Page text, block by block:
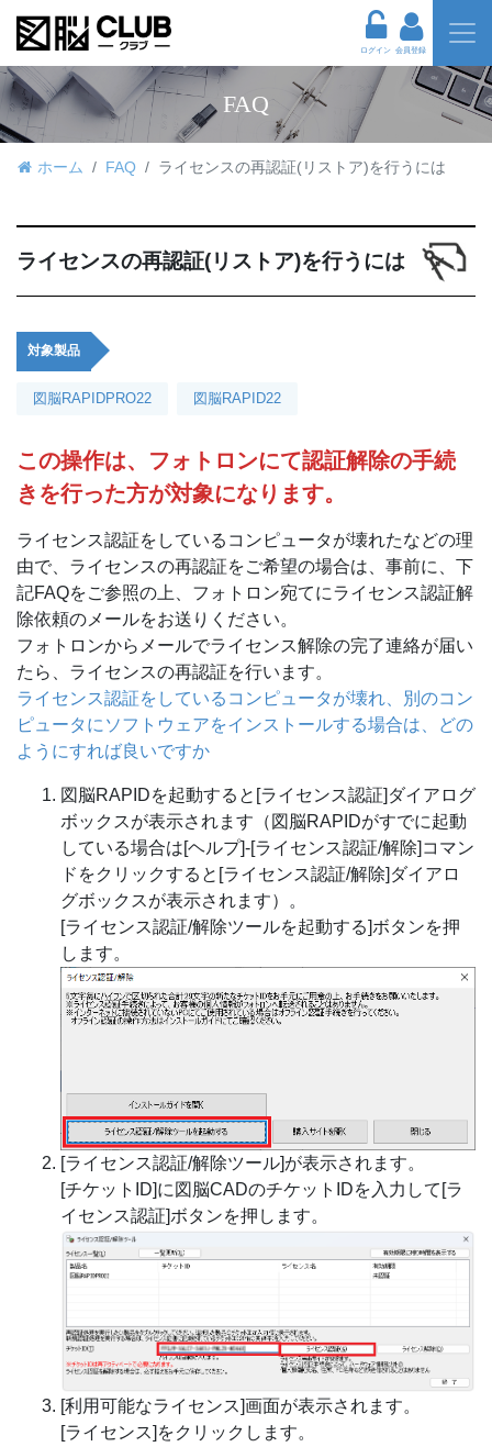
ログイン 会員登録
FAQ
ホーム FAQ ライセンスの再認証(リストア)を行うには
ライセンスの再認証(リストア)を行うには
対象製品
図脳RAPIDPRO22 図脳RAPID22
この操作は、フォトロンにて認証解除の手続
きを行った方が対象になります。
ライセンス認証をしているコンピュータが壊れたなどの理
由で、ライセンスの再認証をご希望の場合は、事前に、下
記FAQをご参照の上、フォトロン宛てにライセンス認証解
除依頼のメールをお送りください。
フォトロンからメールでライセンス解除の完了連絡が届い
たら、ライセンスの再認証を行います。
ライセンス認証をしているコンピュータが壊れ、別のコン
ピュータにソフトウェアをインストールする場合は、どの
ようにすれば良いですか
図脳RAPIDを起動すると[ライセンス認証]ダイアログ
ボックスが表示されます（図脳RAPIDがすでに起動
している場合は[ヘルプ]-[ライセンス認証/解除]コマン
ドをクリックすると[ライセンス認証/解除]ダイアロ
グボックスが表示されます）。
[ライセンス認証/解除ツールを起動する]ボタンを押
します。
[ライセンス認証/解除ツール]が表示されます。
[チケットID]に図脳CADのチケットIDを入力して[ラ
イセンス認証]ボタンを押します。
[利用可能なライセンス]画面が表示されます。
[ライセンス]をクリックします。